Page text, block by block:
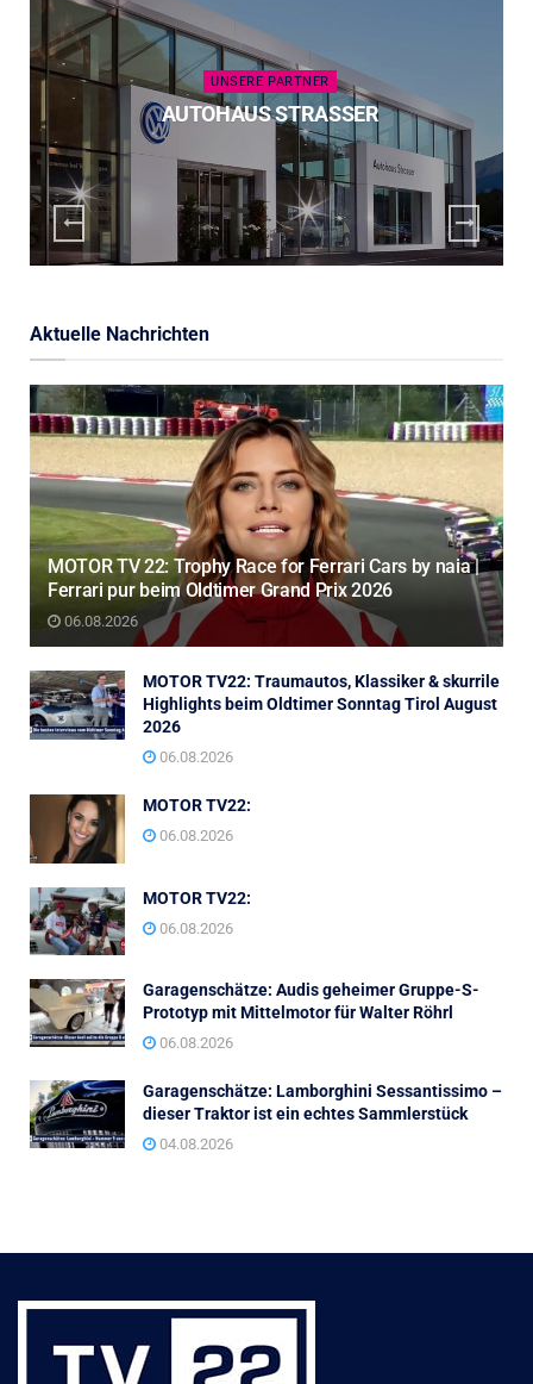
UNSERE PARTNER
AUTOHAUS STRASSER
Aktuelle Nachrichten
MOTOR TV 22: Trophy Race for Ferrari Cars by naia |
Ferrari pur beim Oldtimer Grand Prix 2026
06.08.2026
MOTOR TV22: Traumautos, Klassiker & skurrile
Highlights beim Oldtimer Sonntag Tirol August
2026
06.08.2026
MOTOR TV22:
06.08.2026
MOTOR TV22:
06.08.2026
Garagenschätze: Audis geheimer Gruppe-S-
Prototyp mit Mittelmotor für Walter Röhrl
06.08.2026
Garagenschätze: Lamborghini Sessantissimo –
dieser Traktor ist ein echtes Sammlerstück
04.08.2026